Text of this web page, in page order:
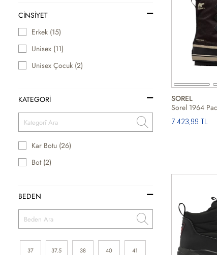
CINSIYET
Erkek (15)
Unisex (11)
Unisex Çocuk (2)
KATEGORİ
Kar Botu (26)
Bot (2)
BEDEN
37 37.5 38 40 41
SOREL
7.423,99 TL